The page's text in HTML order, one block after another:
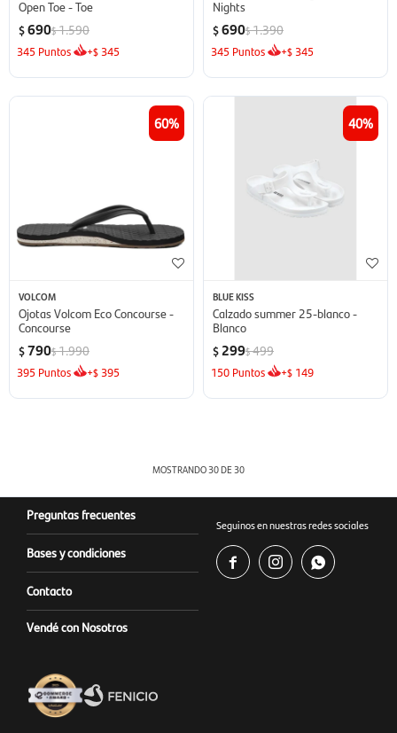
Open Toe - Toe
$690$1.590
345 Puntos +$ 345
Nights
$690$1.390
345 Puntos +$ 345
60
VOLCOM
Ojotas Volcom Eco Concourse -
Concourse
$790$1.990
395 Puntos +$ 395
40
BLUE KISS
Calzado summer 25-blanco -
Blanco
$ 299$499
150 Puntos +$ 149
MOSTRANDO 30DE 30
Preguntas frecuentes
Bases y condiciones
Contacto
Vendé con Nosotros
Seguinos en nuestras redes sociales
  